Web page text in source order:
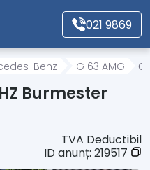
021 9869
Benz G 63 AMG G
Burmester
TVA Deductibil
ID anunț: 219517